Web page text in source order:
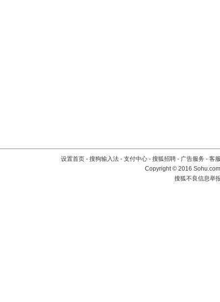
设置首页 - 搜狗输入法 - 支付中心 - 搜狐招聘 - 广告服务 - 客
Copyright©2016
搜狐不良信息举